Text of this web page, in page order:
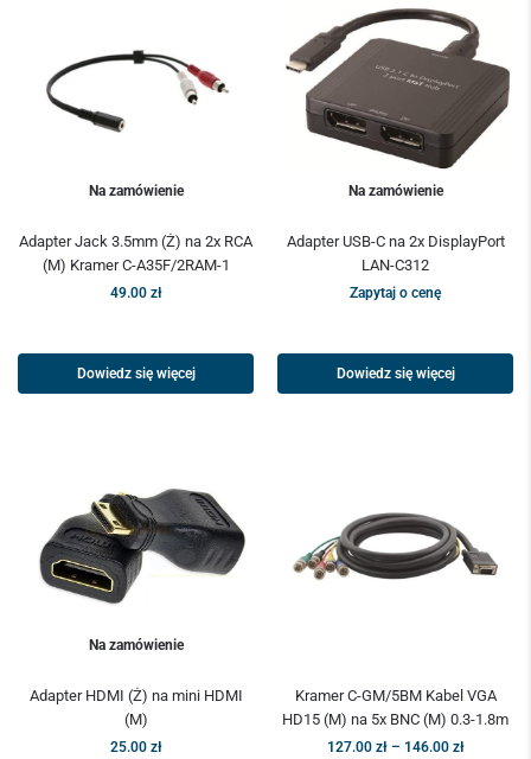
Na zamówienie
Adapter Jack 3.5mm (Ż) na 2x RCA
(M) Kramer C-A35F/2RAM-1
49.00 zł
Dowiedz się więcej
Na zamówienie
Adapter USB-C na 2x DisplayPort
LAN-C312
Zapytaj o cenę
Dowiedz się więcej
Na zamówienie
Adapter HDMI (Ż) na mini HDMI
(M)
25.00 zł
Kramer C-GM/5BM Kabel VGA
HD15 (M) na 5x BNC (M) 0.3-1.8m
127.00 zł – 146.00 zł